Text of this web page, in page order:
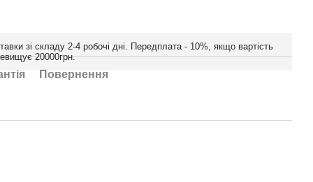
зі складу 2-4 робочі дні. Передплата - 10%, якщо вартість
20000грн.
Повернення